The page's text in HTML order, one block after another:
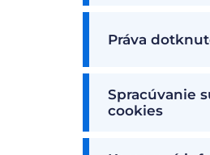
Práva
Spracúvanie
cookies